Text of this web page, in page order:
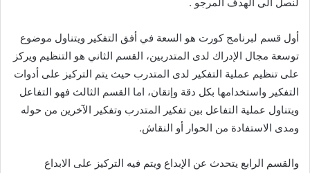
أول قسم لبرنامج كورت هو السعة في أفق التفكير ويتناول موضوع
توسعة مجال الإدراك لدى المتدربين، القسم الثاني هو التنظيم ويركز
على تنظيم عملية التفكير لدى المتدرب حيث يتم التركيز على أدوات
التفكير واستخدامها بكل دقة وإتقان، اما القسم الثالث فهو التفاعل
ويتناول عملية التفاعل بين تفكير المتدرب وتفكير الآخرين من حوله
ومدى الاستفادة من الحوار أو النقاش.
والقسم الرابع يتحدث عن الإبداع ويتم فيه التركيز على الابداع